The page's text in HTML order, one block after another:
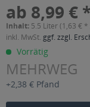
ab 8,99 € *
Inhalt: 5.5 Liter (1,63 €
inkl. MwSt. ggf. zzgl.
Vorrätig
MEHRWEG
+2,38 € Pfand